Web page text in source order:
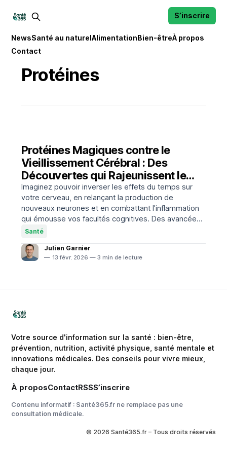
NewsSanté au naturelAlimentationBien-êtreÀ propos
Contact
S’inscrire
Protéines
Protéines Magiques contre le
Vieillissement Cérébral : Des
Découvertes qui Rajeunissent le
Cerveau en Laboratoire
Imaginez pouvoir inverser les effets du temps sur
votre cerveau, en relançant la production de
nouveaux neurones et en combattant l'inflammation
qui émousse vos facultés cognitives. Des avancées
scientifiques récentes identifient des protéines clés,
cerveau chez des modèles animaux, ouvrant
Santé
Julien Garnier
13 févr. 2026 — 3 min de lecture
Votre source d'information sur la santé : bien-être,
prévention, nutrition, activité physique, santé mentale et
innovations médicales. Des conseils pour vivre mieux,
chaque jour.
À proposContactRSSS’inscrire
Contenu informatif : Santé365.fr ne remplace pas une
consultation médicale.
© 2026 Santé365.fr – Tous droits réservés